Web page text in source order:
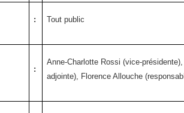
: Tout public
:
Anne-Charlotte Rossi (vice-
adjointe), Florence Allouche